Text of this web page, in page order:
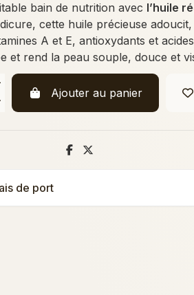
bain de nutrition avec l’huile
cette huile précieuse
A et E, antioxydants et
et rend la peau souple, douce et
Ajouter au panier
de port